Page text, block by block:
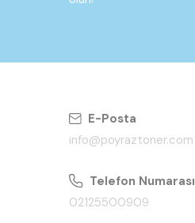
E-Posta
info@poyraztoner.com
Telefon Numarası
02125500909